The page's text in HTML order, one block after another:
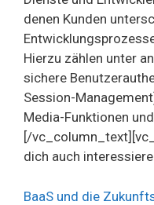
denen Kunden
Hierzu zählen unter
sichere
Session-
Media-Funktionen
[/
dich auch
BaaS und die